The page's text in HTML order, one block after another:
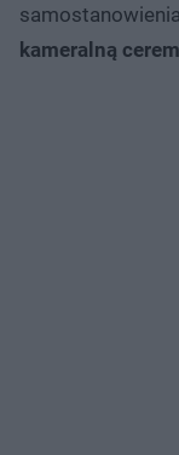
kameralną